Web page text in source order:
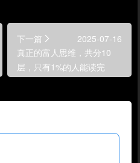
下一篇
2025-07-16
真正的富人思维，共分10
层，只有1%的人能读完